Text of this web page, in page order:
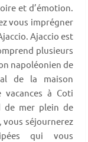
et d’émotion.
vous imprégner
Ajaccio est
plusieurs
napoléonien de
de la maison
vacances à Coti
de mer plein de
vous séjournerez
qui vous